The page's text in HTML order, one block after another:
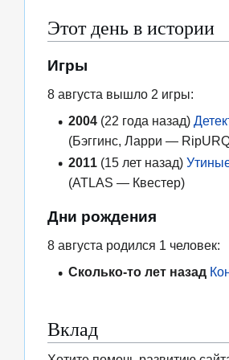
Этот день в истории
Игры
8 августа вышло 2 игры:
2004(22 года назад)
(Бэггинс, Ларри —
2011(15 лет назад)
(ATLAS — Квестер)
Дни рождения
8 августа родился 1 человек:
Сколько-то лет назад
Вклад